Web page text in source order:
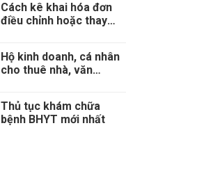
Cách kê khai hóa đơn
điều chỉnh hoặc thay
Hộ kinh doanh, cá nhân
cho thuê nhà, văn
Thủ tục khám chữa
bệnh BHYT mới nhất